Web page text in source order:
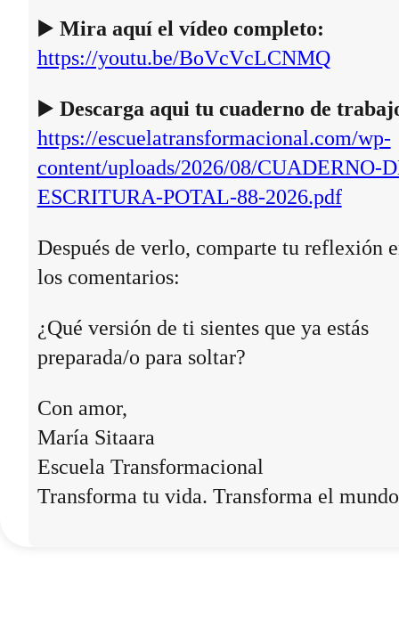
▶️ Mira aquí el vídeo completo:
https://youtu.be/BoVcVcLCNMQ
▶️ Descarga aqui tu cuaderno de
https://escuelatransformacional.com/wp-
content/uploads/2026/08/CUADERNO-
ESCRITURA-POTAL-88-2026.pdf
Después de verlo, comparte tu reflexión
los comentarios:
¿Qué versión de ti sientes que ya estás
preparada/o para soltar?
Con amor,
María Sitaara
Escuela Transformacional
Transforma tu vida. Transforma el